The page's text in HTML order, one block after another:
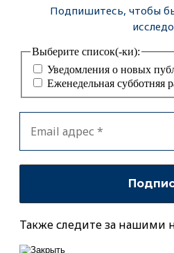
Подпишитесь, чтобы
Выберите список(-ки):
Уведомления о новых
Еженедельная субботняя
Также следите за нашими